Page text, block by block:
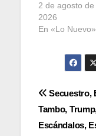
2 de agosto de
2026
En «Lo Nuevo»
de
Secuestro,
Tambo,
Escándalos,